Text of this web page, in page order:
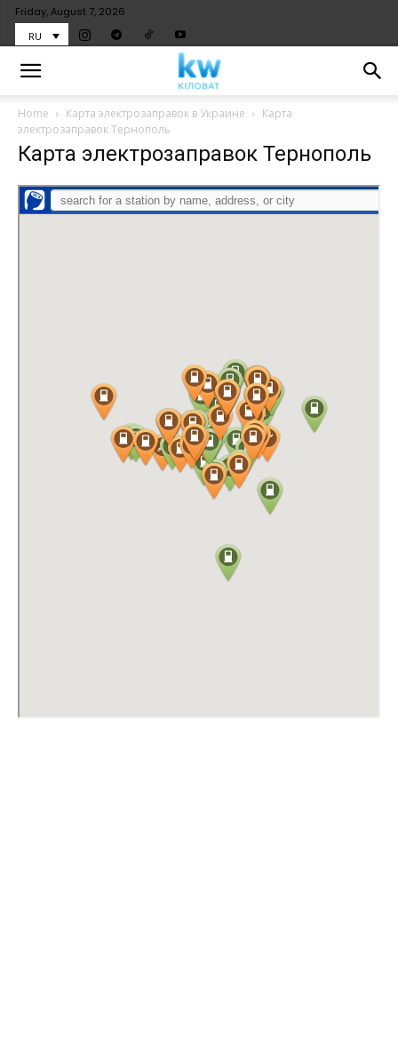
Friday, August 7, 2026
RU
Home Карта электрозаправок в Украине
Карта
электрозаправок Тернополь
Карта электрозаправок Тернополь